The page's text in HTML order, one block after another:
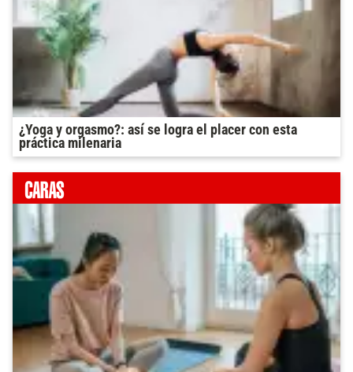
¿Yoga y orgasmo?: así se logra el placer con esta
práctica milenaria